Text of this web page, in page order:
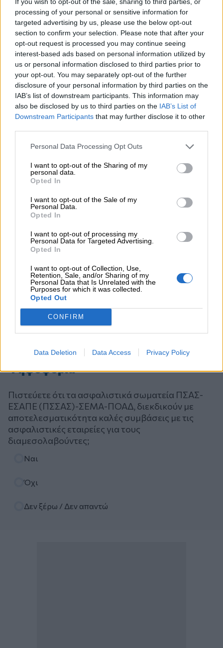
processing of your personal or sensitive information for
targeted advertising by us, please use the below opt-out
section to confirm your selection. Please note that after your
opt-out request is processed you may continue seeing
interest-based ads based on personal information utilized by
us or personal information disclosed to third parties prior to
your opt-out. You may separately opt-out of the further
disclosure of your personal information by third parties on the
IAB’s list of downstream participants. This information may
also be disclosed by us to third parties on the IAB’s List of
Downstream Participants that may further disclose it to other
Personal Data Processing Opt Outs
I want to opt-out of the Sharing of my
personal data.
Opted In
I want to opt-out of the Sale of my
Personal Data.
Opted In
I want to opt-out of processing my
Personal Data for Targeted Advertising.
Opted In
I want to opt-out of Collection, Use,
Retention, Sale, and/or Sharing of my
Personal Data that Is Unrelated with the
Purposes for which it was collected.
Opted Out
CONFIRM
Data Deletion Data Access Privacy Policy
05.08.2026 - 10:50
Ξεκινούν οι αιτήσεις στο vouchers.gov.gr για το Πρόγραμμα
«Τουρισμός για όλους 2026-2027»
05.08.2026 - 10:19
WWF: Περισσότερα από 180.000 στρέμματα καμένων
δασικών εκτάσεων στην Ελλάδα σε λίγες μόλις μέρες
05.08.2026 - 09:45
Η Ελλάδα που αντιστέκεται και επιμένει να μην ασφαλίζεται!
ασφαλιστής στους πελάτες του
Ψηφοφορία
Πιστεύετε ότι τα ασφαλιστικά σωματεία ΠΣΑΣ-
ΕΣΑΠΕ (ΠΣΣΑΣ)-ΣΕΜΑ-ΠΟΑΔ, διεκδικούν με
αποτελεσματικότητα καλές συμβάσεις με τις
ασφαλιστικές εταιρείες για τους
διαμεσολαβούντες;
Ναι
Όχι
Δεν ξέρω / Δεν απαντώ